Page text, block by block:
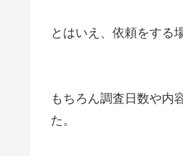
とはいえ、依頼をする
もちろん調査日数や内
た。